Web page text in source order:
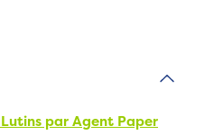
par Agent Paper